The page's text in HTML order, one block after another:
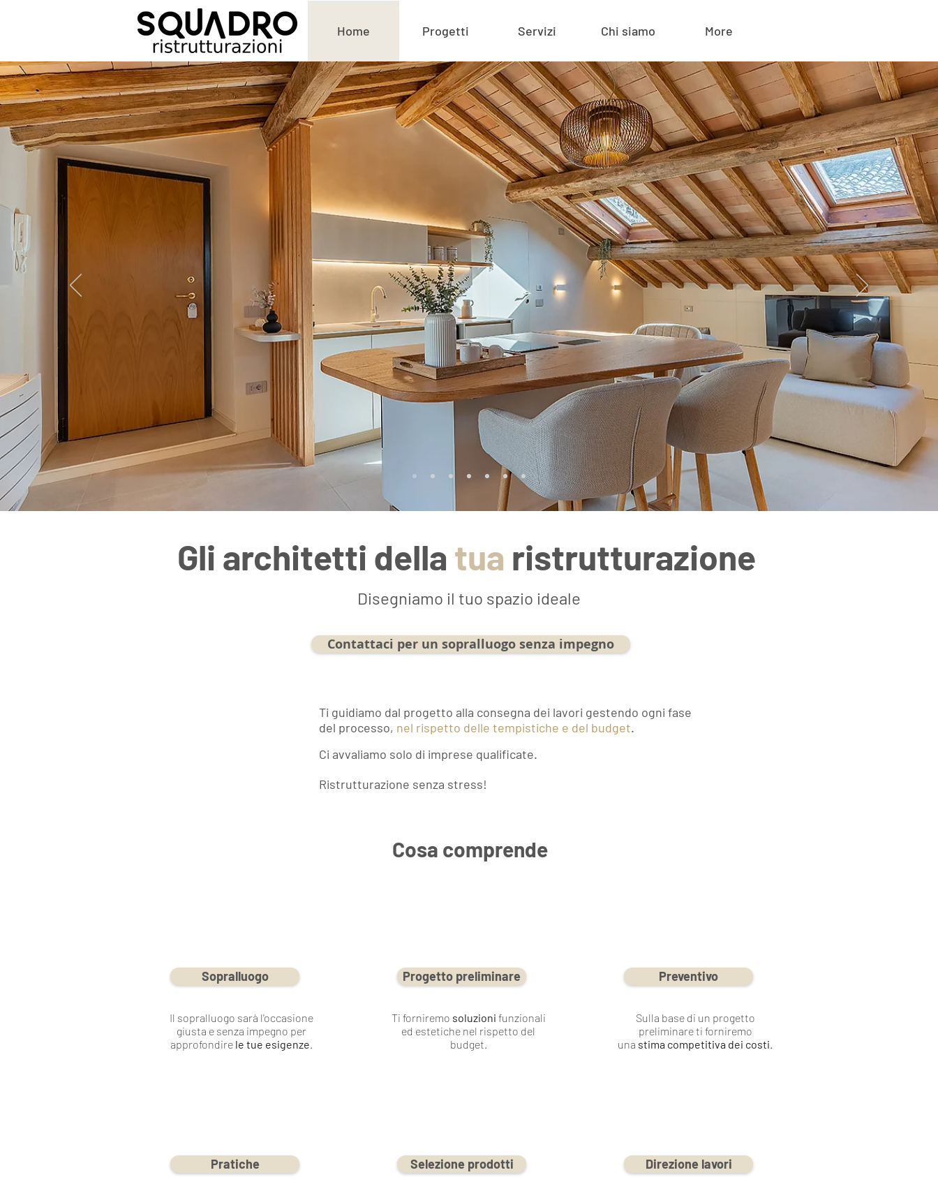
Home Progetti Servizi Chi siamo More
Gli architetti della tua ristrutturazione
Disegniamo il tuo spazio ideale
Contattaci per un sopralluogo senza impegno
Ti guidiamo dal progetto alla consegna dei lavori gestendo ogni fase
del processo, nel rispetto delle tempistiche e del budget.
Ci avvaliamo solo di imprese qualificate.
Ristrutturazione senza stress!
Cosa comprende
Sopralluogo
Il sopralluogo sarà l'occasione
giusta e senza impegno per
approfondire le tue esigenze.
Pratiche
Progetto preliminare
Ti forniremo soluzioni funzionali
ed estetiche nel rispetto del
budget.
Selezione prodotti
Preventivo
Sulla base di un progetto
preliminare ti forniremo
una stima competitiva dei costi.
Direzione lavori